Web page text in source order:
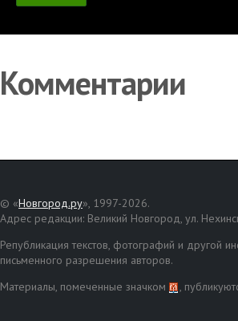
Комментарии
© «Новгород.ру», 1997-2026.
Адрес редакции: Великий Новгород, ул.
Републикация текстов, фотографий и другой
письменного разрешения авторов.
Материалы, помеченные значком
,